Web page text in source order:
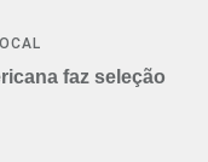
faz seleção